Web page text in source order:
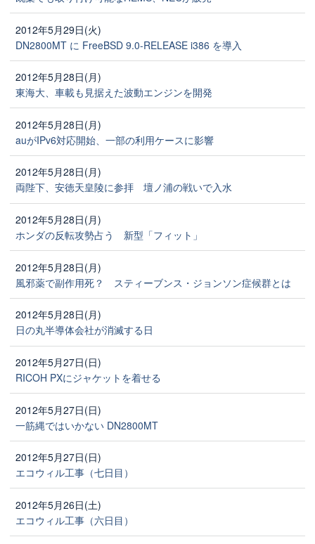
2012年5月29日(火)
DN2800MT に FreeBSD 9.0-RELEASE i386 を導入
2012年5月28日(月)
東海大、車載も見据えた波動エンジンを開発
2012年5月28日(月)
auがIPv6対応開始、一部の利用ケースに影響
2012年5月28日(月)
両陛下、安徳天皇陵に参拝 壇ノ浦の戦いで入水
2012年5月28日(月)
ホンダの反転攻勢占う 新型「フィット」
2012年5月28日(月)
風邪薬で副作用死？ スティーブンス・ジョンソン症候群とは
2012年5月28日(月)
日の丸半導体会社が消滅する日
2012年5月27日(日)
RICOH PXにジャケットを着せる
2012年5月27日(日)
一筋縄ではいかない DN2800MT
2012年5月27日(日)
エコウィル工事（七日目）
2012年5月26日(土)
エコウィル工事（六日目）